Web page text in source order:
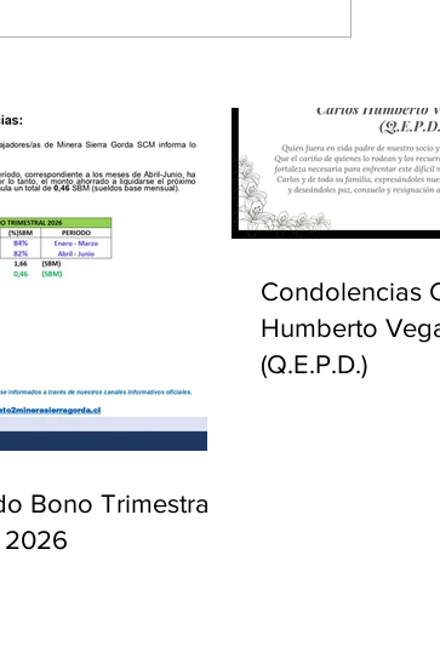
Bono Trimestral
2026
Condolencias
Humberto
(Q.E.P.D.)